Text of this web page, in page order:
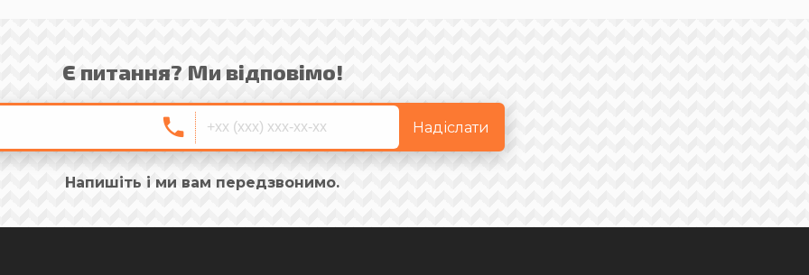
Є питання? Ми відповімо!
Надіслати
Напишіть і ми вам передзвонимо.